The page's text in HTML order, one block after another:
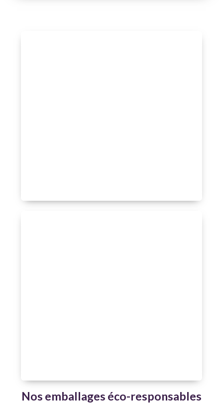
Nos emballages éco-responsables